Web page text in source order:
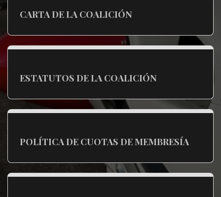
CARTA DE LA COALICIÓN
ESTATUTOS DE LA COALICIÓN
POLÍTICA DE CUOTAS DE MEMBRESÍA